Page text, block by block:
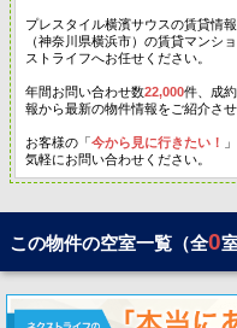
プレスタイル横濱サウスの賃貸情
（神奈川県横浜市）の賃貸マンシ
ストライフへお任せください。
年間お問い合わせ数22,000件、成
報から最新の物件情報をご紹介させ
お客様の「今から見に行きたい！
気軽にお問い合わせください。
この物件の空室一覧（全0